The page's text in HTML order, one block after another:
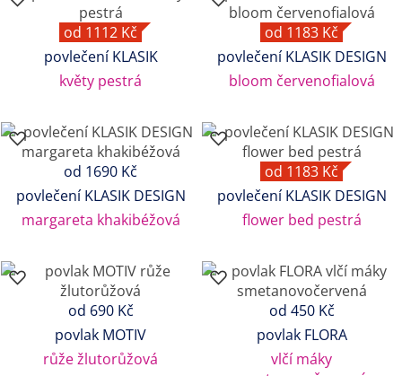
od 1112 Kč
povlečení KLASIK
květy pestrá
od 1183 Kč
povlečení KLASIK DESIGN
bloom červenofialová
od 1690 Kč
povlečení KLASIK DESIGN
margareta khakibéžová
od 1183 Kč
povlečení KLASIK DESIGN
flower bed pestrá
od 690 Kč
povlak MOTIV
růže žlutorůžová
od 450 Kč
povlak FLORA
vlčí máky